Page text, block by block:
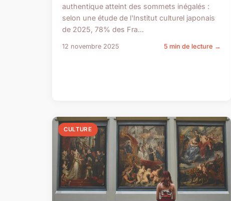
authentique atteint des sommets inégalés :
selon une étude de l'Institut culturel japonais
de 2025, 78% des Fra...
12 novembre 2025 5 min de lecture →
CULTURE